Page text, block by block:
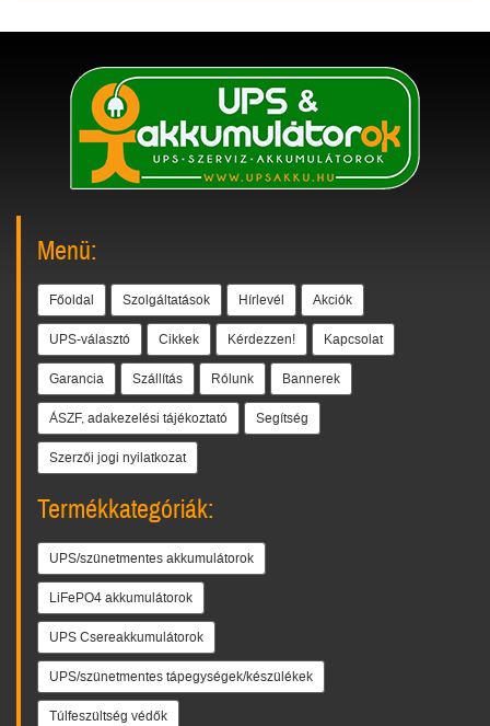
Menü:
Főoldal Szolgáltatások Hírlevél Akciók
UPS-választó Cikkek Kérdezzen! Kapcsolat
Garancia Szállítás Rólunk Bannerek
ÁSZF, adakezelési tájékoztató Segítség
Szerzői jogi nyilatkozat
Termékkategóriák:
UPS/szünetmentes akkumulátorok
LiFePO4 akkumulátorok
UPS Csereakkumulátorok
UPS/szünetmentes tápegységek/készülékek
Túlfeszültség védők